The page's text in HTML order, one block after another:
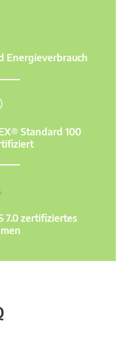
Energieverbrauch
Standard 100
7.0 zertifiziertes